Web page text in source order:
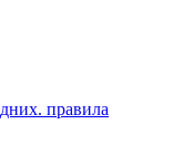
правила